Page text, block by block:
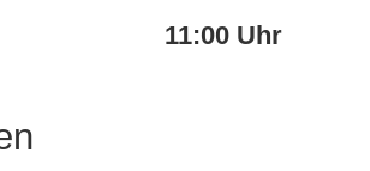
11:00 Uhr